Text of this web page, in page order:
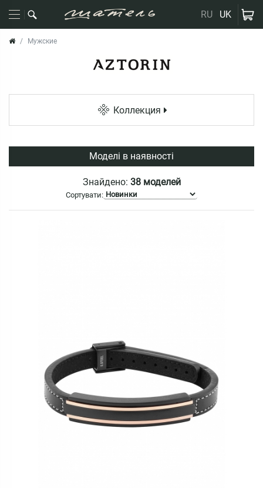
RU UK
Мужские
Коллекция
Моделі в наявності
Знайдено: 38 моделей
Сортувати: